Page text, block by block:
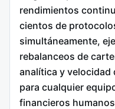
rendimientos
cientos de
simultáneamente,
rebalanceos de
analítica y velocidad
para cualquier
financieros